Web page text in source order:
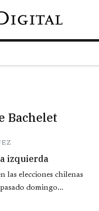
al contenido principal
Bachelet
izquierda
las elecciones chilenas
domingo...